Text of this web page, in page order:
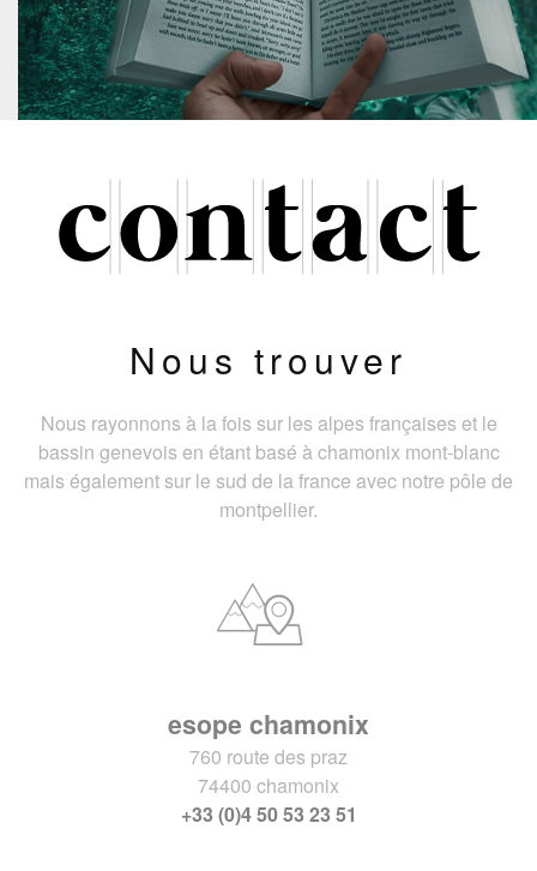
Nous trouver
Nous rayonnons à la fois sur les alpes françaises et le
bassin genevois en étant basé à chamonix mont-blanc
mais également sur le sud de la france avec notre pôle de
montpellier.
esope chamonix
760 route des praz
74400 chamonix
+33 (0)4 50 53 23 51